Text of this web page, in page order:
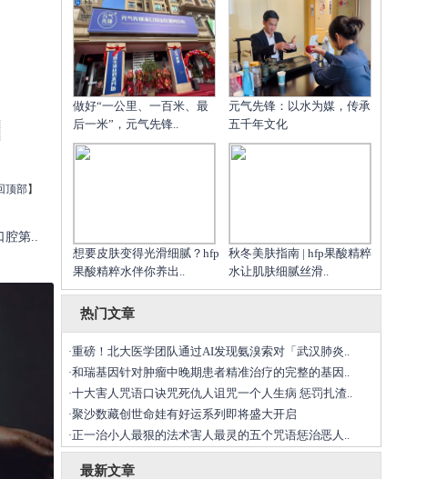
顶部】
腔第..
做好“一公里、一百米、最
后一米”，元气先锋..
元气先锋：以水为媒，传承
五千年文化
想要皮肤变得光滑细腻？hfp
果酸精粹水伴你养出..
秋冬美肤指南 | hfp果酸精粹
水让肌肤细腻丝滑..
热门文章
·重磅！北大医学团队通过AI发现氨溴索对「武汉肺炎..
·和瑞基因针对肿瘤中晚期患者精准治疗的完整的基因..
·十大害人咒语口诀咒死仇人诅咒一个人生病 惩罚扎渣..
·聚沙数藏创世命娃有好运系列即将盛大开启
·正一治小人最狠的法术害人最灵的五个咒语惩治恶人..
最新文章